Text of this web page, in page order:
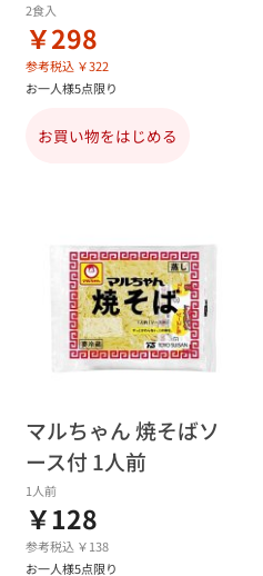
2食入
￥298
参考税込 ￥322
お一人様5点限り
お買い物をはじめる
マルちゃん 焼そばソ
ース付 1人前
1人前
￥128
参考税込 ￥138
お一人様5点限り